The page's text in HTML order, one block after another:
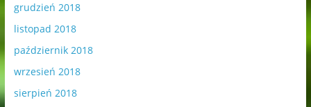
grudzień 2018
listopad 2018
październik 2018
wrzesień 2018
sierpień 2018